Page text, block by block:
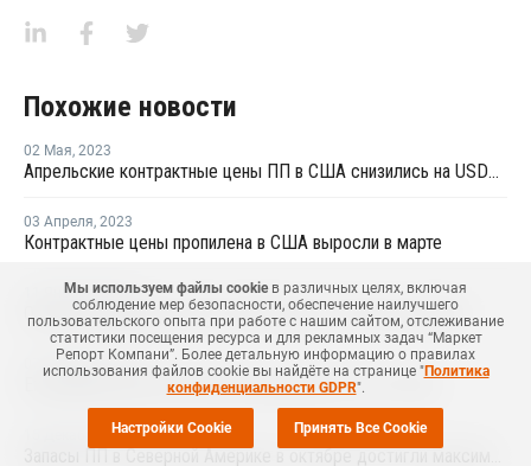
Похожие новости
02 Мая, 2023
Апрельские контрактные цены ПП в США снизились на USD243 за тонну
03 Апреля, 2023
Контрактные цены пропилена в США выросли в марте
11 Января,2023
Объем производства ПП в США вырос на 2,4% в декабре
07 Декабря, 2022
ExxonMobil запустила новое производство ПП в США
2021
Мы используем файлы cookieв различных целях, включая
соблюдение мер безопасности, обеспечение наилучшего
пользовательского опыта при работе с нашим сайтом, отслеживание
статистики посещения ресурса и для рекламных задач “Маркет
Репорт Компани”. Более детальную информацию о правилах
использования файлов cookie вы найдёте на странице "Политика
конфиденциальности GDPR".
Настройки Cookie Принять Все Cookie